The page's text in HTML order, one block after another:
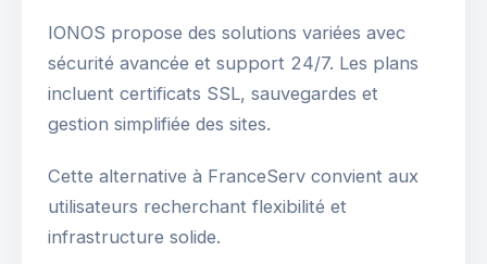
IONOS propose des solutions variées avec
sécurité avancée et support 24/7. Les plans
incluent certificats SSL, sauvegardes et
gestion simplifiée des sites.
Cette alternative à FranceServ convient aux
utilisateurs recherchant flexibilité et
infrastructure solide.